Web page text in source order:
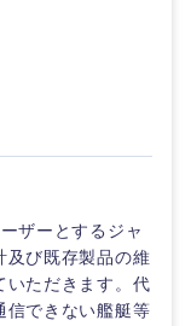
ザーとするジャ
及び既存製品の維
いただきます。代
信できない艦艇等